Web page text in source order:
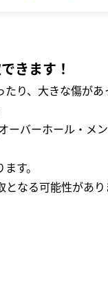
きます！
り、大きな傷があ
ーバーホール・
す。
なる可能性があ